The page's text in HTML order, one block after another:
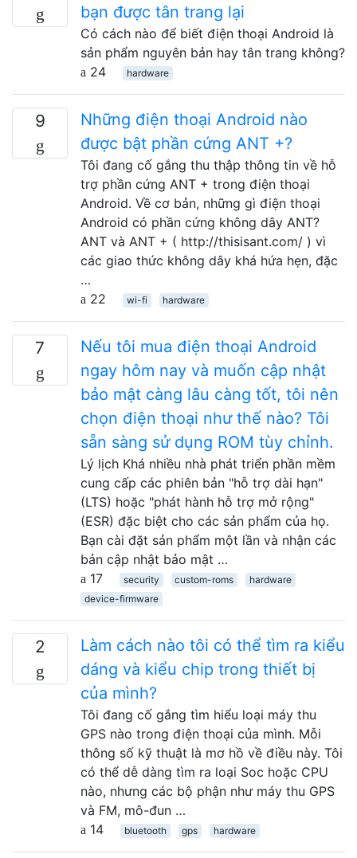
bạn được tân trang lại
Có cách nào để biết điện thoại Android là
sản phẩm nguyên bản hay tân trang không?
24
hardware
9
Những điện thoại Android nào
được bật phần cứng ANT +?
Tôi đang cố gắng thu thập thông tin về hỗ
trợ phần cứng ANT + trong điện thoại
Android. Về cơ bản, những gì điện thoại
Android có phần cứng không dây ANT?
ANT và ANT + ( http://thisisant.com/ ) vì
các giao thức không dây khá hứa hẹn, đặc
…
22
wi-fi hardware
7
Nếu tôi mua điện thoại Android
ngay hôm nay và muốn cập nhật
bảo mật càng lâu càng tốt, tôi nên
chọn điện thoại như thế nào? Tôi
sẵn sàng sử dụng ROM tùy chỉnh.
Lý lịch Khá nhiều nhà phát triển phần mềm
cung cấp các phiên bản "hỗ trợ dài hạn"
(LTS) hoặc "phát hành hỗ trợ mở rộng"
(ESR) đặc biệt cho các sản phẩm của họ.
Bạn cài đặt sản phẩm một lần và nhận các
bản cập nhật bảo mật …
17
security custom-roms
hardware
device-firmware
2
Làm cách nào tôi có thể tìm ra kiểu
dáng và kiểu chip trong thiết bị
của mình?
Tôi đang cố gắng tìm hiểu loại máy thu
GPS nào trong điện thoại của mình. Mỗi
thông số kỹ thuật là mơ hồ về điều này. Tôi
có thể dễ dàng tìm ra loại Soc hoặc CPU
nào, nhưng các bộ phận như máy thu GPS
và FM, mô-đun …
14
bluetooth gps hardware